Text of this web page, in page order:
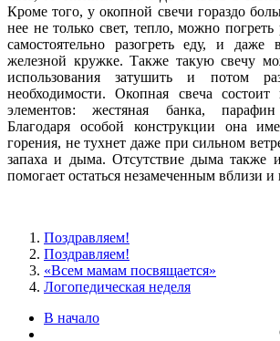
Кроме того, у окопной свечи гораздо
нее не только свет, тепло, можно
самостоятельно разогреть еду, и даже
железной кружке. Также такую свечу
использования затушить и потом
необходимости. Окопная свеча
элементов: жестяная банка,
Благодаря особой конструкции она
горения, не тухнет даже при сильном
запаха и дыма. Отсутствие дыма также
помогает остаться незамеченным вблизи и
Поздравляем!
Поздравляем!
«Всем мамам посвящается»
Логопедическая неделя
В начало